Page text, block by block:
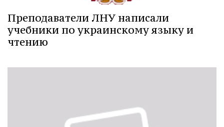
Преподаватели ЛНУ написали
учебники по украинскому языку и
чтению